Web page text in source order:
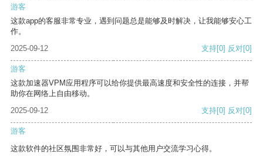
游客
这款app的客服非常专业，遇到问题总是能够及时解决，让我能够安心工
作。
2025-09-12
支持[0] 反对[0]
游客
这款加速器VPM应用程序可以给你提供最高速度和安全性的连接，并帮
助你在网络上自由移动。
2025-09-12
支持[0] 反对[0]
游客
这款软件的社区氛围非常好，可以与其他用户交流学习心得。